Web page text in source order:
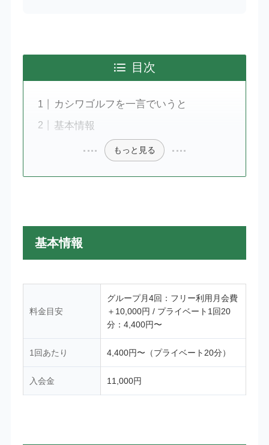
目次
カシワゴルフを一言でいうと
基本情報
もっと見る
基本情報
料金目安
グループ月4回：フリー利用月会費
＋10,000円 / プライベート1回20
分：4,400円〜
1回あたり 4,400円〜（プライベート20分）
入会金 11,000円